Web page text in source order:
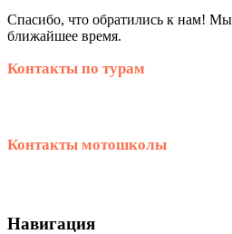
Спасибо, что обратились к нам!
ближайшее время.
Контакты по турам
Контакты мотошколы
Навигация